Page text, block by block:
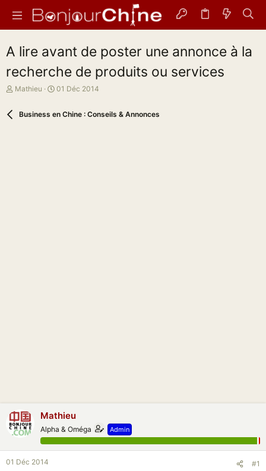
A lire avant de poster une annonce à la
recherche de produits ou services
A
Mathieu
D
01 Déc 2014
Business en Chine : Conseils & Annonces
Mathieu
Alpha & Oméga Admin
01 Déc 2014 #1